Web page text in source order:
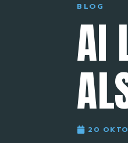
BLOG
AI
20